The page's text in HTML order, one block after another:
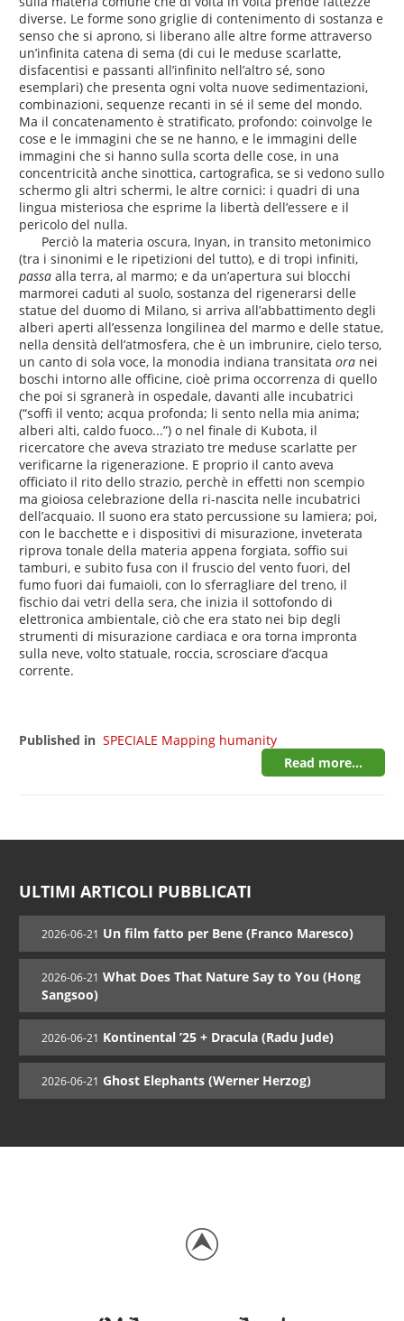
diverse. Le forme sono griglie di contenimento di sostanza e
senso che si aprono, si liberano alle altre forme attraverso
un’infinita catena di sema (di cui le meduse scarlatte,
disfacentisi e passanti all’infinito nell’altro sé, sono
esemplari) che presenta ogni volta nuove sedimentazioni,
combinazioni, sequenze recanti in sé il seme del mondo.
Ma il concatenamento è stratificato, profondo: coinvolge le
cose e le immagini che se ne hanno, e le immagini delle
immagini che si hanno sulla scorta delle cose, in una
concentricità anche sinottica, cartografica, se si vedono sullo
schermo gli altri schermi, le altre cornici: i quadri di una
lingua misteriosa che esprime la libertà dell’essere e il
pericolo del nulla.
Perciò la materia oscura, Inyan, in transito metonimico
(tra i sinonimi e le ripetizioni del tutto), e di tropi infiniti,
passa alla terra, al marmo; e da un’apertura sui blocchi
marmorei caduti al suolo, sostanza del rigenerarsi delle
statue del duomo di Milano, si arriva all’abbattimento degli
alberi aperti all’essenza longilinea del marmo e delle statue,
nella densità dell’atmosfera, che è un imbrunire, cielo terso,
un canto di sola voce, la monodia indiana transitataora nei
boschi intorno alle officine, cioè prima occorrenza di quello
che poi si sgranerà in ospedale, davanti alle incubatrici
(“soffi il vento; acqua profonda; li sento nella mia anima;
alberi alti, caldo fuoco...”) o nel finale di Kubota, il
ricercatore che aveva straziato tre meduse scarlatte per
verificarne la rigenerazione. E proprio il canto aveva
officiato il rito dello strazio, perchè in effetti non scempio
ma gioiosa celebrazione della ri-nascita nelle incubatrici
dell’acquaio. Il suono era stato percussione su lamiera; poi,
con le bacchette e i dispositivi di misurazione, inveterata
riprova tonale della materia appena forgiata, soffio sui
tamburi, e subito fusa con il fruscio del vento fuori, del
fumo fuori dai fumaioli, con lo sferragliare del treno, il
fischio dai vetri della sera, che inizia il sottofondo di
elettronica ambientale, ciò che era stato nei bip degli
strumenti di misurazione cardiaca e ora torna impronta
sulla neve, volto statuale, roccia, scrosciare d’acqua
corrente.
Published in SPECIALE Mapping humanity
Read more...
ULTIMI ARTICOLI PUBBLICATI
2026-06-21 Un film fatto per Bene (Franco Maresco)
2026-06-21 What Does That Nature Say to You (Hong
Sangsoo)
2026-06-21 Kontinental ’25 + Dracula (Radu Jude)
2026-06-21 Ghost Elephants (Werner Herzog)